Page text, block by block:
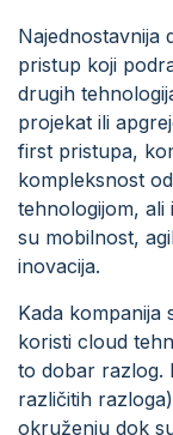
Najednostavnija
pristup koji
drugih
projekat ili
first pristupa,
kompleksnost
tehnologijom, ali
su mobilnost,
inovacija.
Kada kompanija
koristi cloud
to dobar razlog.
različitih
okruženju dok